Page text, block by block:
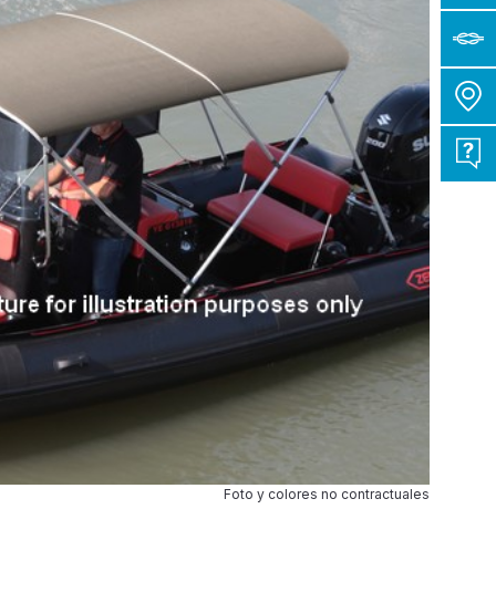
Foto y colores no contractuales